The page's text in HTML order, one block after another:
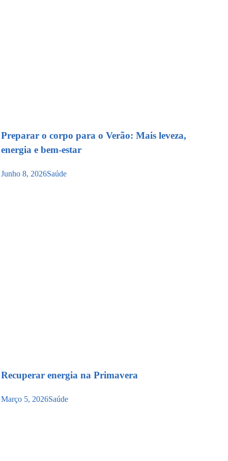
Preparar o corpo para o Verão: Mais leveza,
energia e bem-estar
Junho 8, 2026Saúde
Recuperar energia na Primavera
Março 5, 2026Saúde